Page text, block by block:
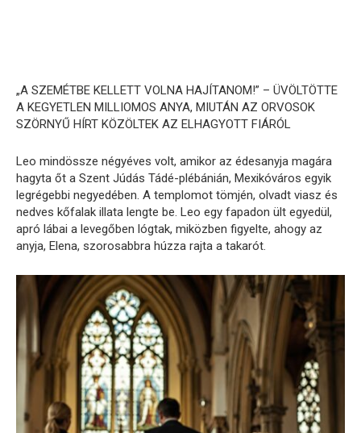
„A SZEMÉTBE KELLETT VOLNA HAJÍTANOM!” – ÜVÖLTÖTTE
A KEGYETLEN MILLIOMOS ANYA, MIUTÁN AZ ORVOSOK
SZÖRNYŰ HÍRT KÖZÖLTEK AZ ELHAGYOTT FIÁRÓL
Leo mindössze négyéves volt, amikor az édesanyja magára
hagyta őt a Szent Júdás Tádé-plébánián, Mexikóváros egyik
legrégebbi negyedében. A templomot tömjén, olvadt viasz és
nedves kőfalak illata lengte be. Leo egy fapadon ült egyedül,
apró lábai a levegőben lógtak, miközben figyelte, ahogy az
anyja, Elena, szorosabbra húzza rajta a takarót.